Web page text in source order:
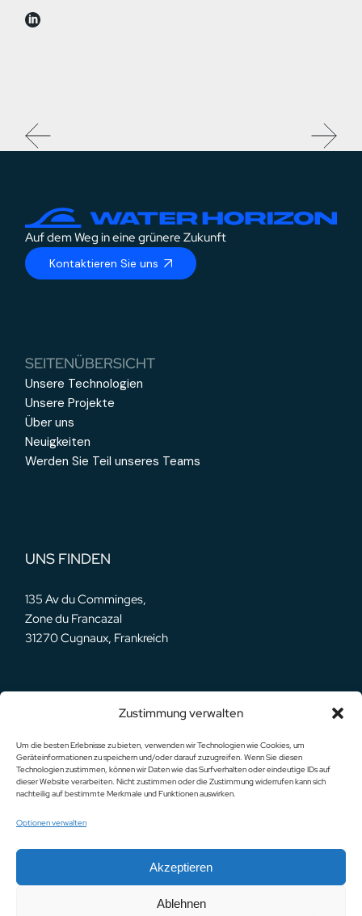
Zustimmung verwalten
Um die besten Erlebnisse zu bieten, verwenden wir Technologien wie Cookies, um
Geräteinformationen zu speichern und/oder darauf zuzugreifen. Wenn Sie diesen
Technologien zustimmen, können wir Daten wie das Surfverhalten oder eindeutige IDs auf
dieser Website verarbeiten. Nicht zustimmen oder die Zustimmung widerrufen kann sich
nachteilig auf bestimmte Merkmale und Funktionen auswirken.
Optionen verwalten
Akzeptieren
Ablehnen
Auf dem Weg in eine grünere Zukunft
Kontaktieren Sie uns
SEITENÜBERSICHT
Unsere Technologien
Unsere Projekte
Über uns
Neuigkeiten
Werden Sie Teil unseres Teams
UNS FINDEN
135 Av du Comminges,
Zone du Francazal
31270 Cugnaux, Frankreich
UNSERE NETZWERKE
English